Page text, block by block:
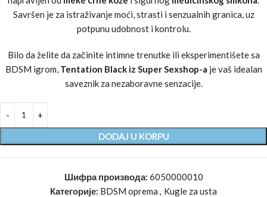
Savršen je za istraživanje moći, strasti i senzualnih granica, uz
potpunu udobnost i kontrolu.
Bilo da želite da začinite intimne trenutke ili eksperimentišete sa
BDSM igrom, Tentation Black iz Super Sexshop-a je vaš idealan
saveznik za nezaboravne senzacije.
DODAJ U KORPU
Шифра производа: 6050000010
Категорије: BDSM oprema , Kugle za usta